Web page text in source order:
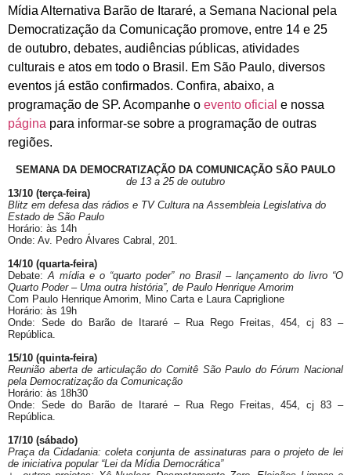
Mídia Alternativa Barão de Itararé, a Semana Nacional pela
Democratização da Comunicação promove, entre 14 e 25
de outubro, debates, audiências públicas, atividades
culturais e atos em todo o Brasil. Em São Paulo, diversos
eventos já estão confirmados. Confira, abaixo, a
programação de SP. Acompanhe o evento oficial e nossa
página para informar-se sobre a programação de outras
regiões.
SEMANA DA DEMOCRATIZAÇÃO DA COMUNICAÇÃO SÃO PAULO
de 13 a 25 de outubro
13/10 (terça-feira)
Blitz em defesa das rádios e TV Cultura na Assembleia Legislativa do
Estado de São Paulo
Horário: às 14h
Onde: Av. Pedro Álvares Cabral, 201.
14/10 (quarta-feira)
Debate:A mídia e o “quarto poder” no Brasil – lançamento do livro “O
Quarto Poder – Uma outra história”, de Paulo Henrique Amorim
Com Paulo Henrique Amorim, Mino Carta e Laura Capriglione
Horário: às 19h
Onde: Sede do Barão de Itararé – Rua Rego Freitas, 454, cj 83 –
República.
15/10 (quinta-feira)
Reunião aberta de articulação do Comitê São Paulo do Fórum Nacional
pela Democratização da Comunicação
Horário: às 18h30
Onde: Sede do Barão de Itararé – Rua Rego Freitas, 454, cj 83 –
República.
17/10 (sábado)
Praça da Cidadania: coleta conjunta de assinaturas para o projeto de lei
de iniciativa popular “Lei da Mídia Democrática”